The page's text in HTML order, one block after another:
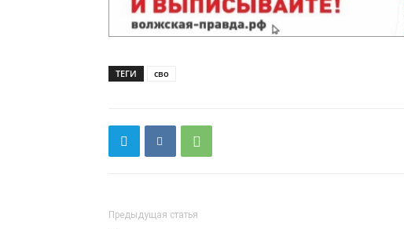
ТЕГИ сво
Предыдущая статья